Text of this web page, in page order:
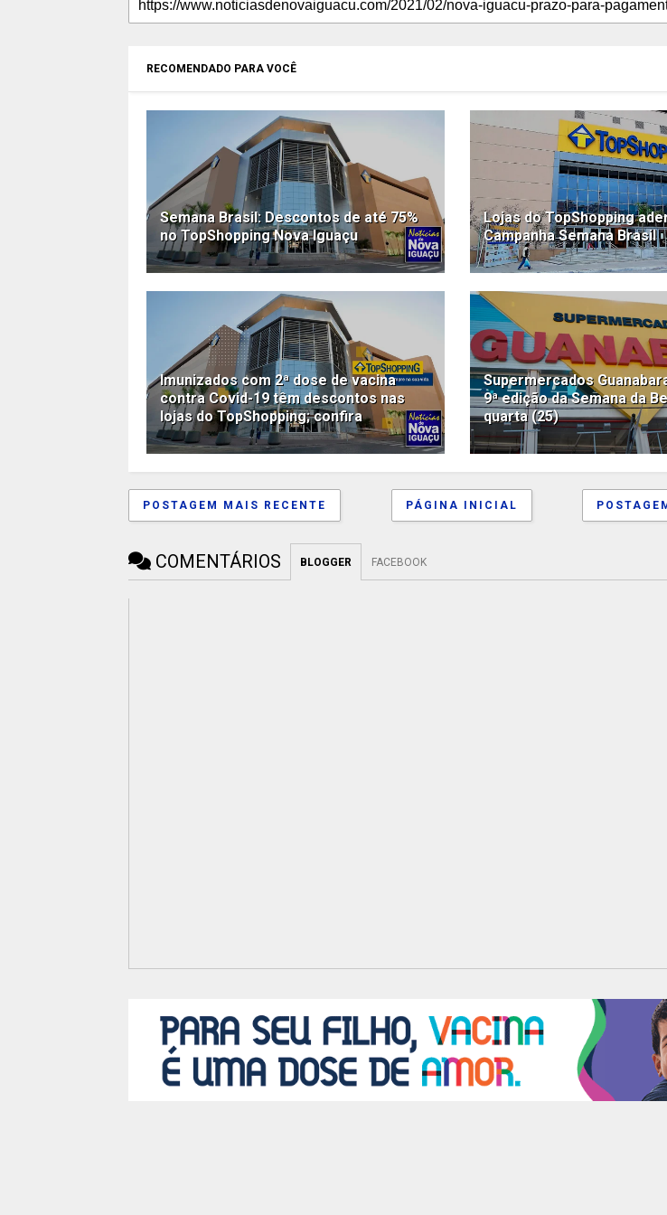
RECOMENDADO PARA VOCÊ
Semana Brasil: Descontos de até 75%
no TopShopping Nova Iguaçu
Lojas do TopShopping
Campanha Semana Brasil
Imunizados com 2ª dose de vacina
contra Covid-19 têm descontos nas
lojas do TopShopping; confira
Supermercados
9ª edição da Semana da
quarta (25)
POSTAGEM MAIS RECENTE PÁGINA INICIAL
COMENTÁRIOS BLOGGER FACEBOOK